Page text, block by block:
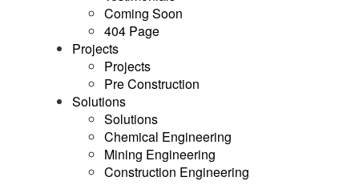
Coming Soon
404 Page
Projects
Projects
Pre Construction
Solutions
Solutions
Chemical Engineering
Mining Engineering
Construction Engineering